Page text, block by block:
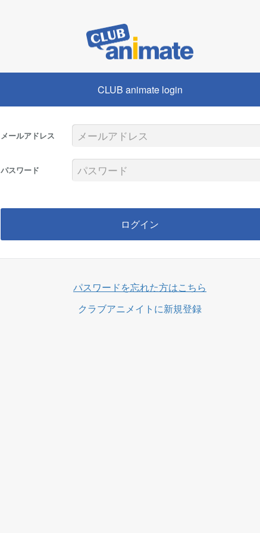
CLUB animate login
メールアドレス
パスワード
ログイン
パスワードを忘れた方はこちら
クラブアニメイトに新規登録